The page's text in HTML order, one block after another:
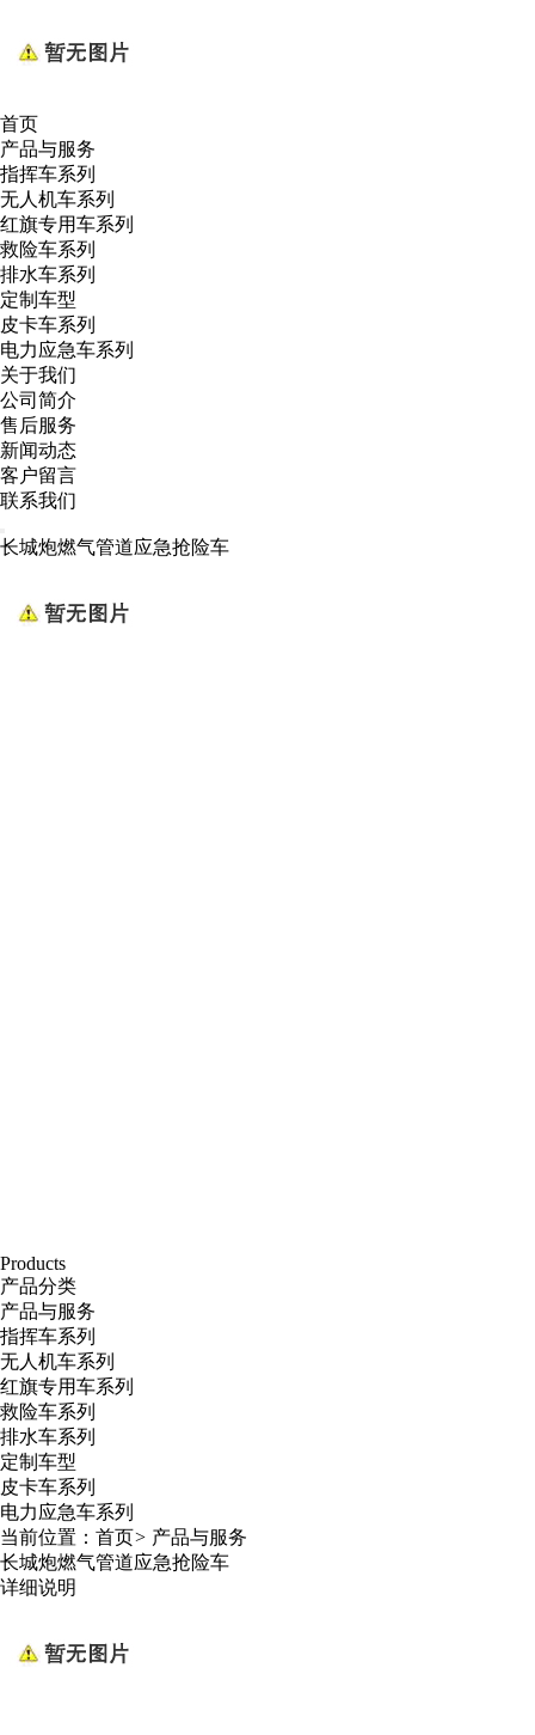
首页
产品与服务
指挥车系列
无人机车系列
红旗专用车系列
救险车系列
排水车系列
定制车型
皮卡车系列
电力应急车系列
关于我们
公司简介
售后服务
新闻动态
客户留言
联系我们
长城炮燃气管道应急抢险车
Products
产品分类
产品与服务
指挥车系列
无人机车系列
红旗专用车系列
救险车系列
排水车系列
定制车型
皮卡车系列
电力应急车系列
当前位置： 首页> 产品与服务
长城炮燃气管道应急抢险车
详细说明